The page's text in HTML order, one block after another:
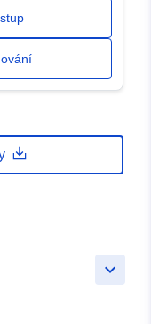
keyboard_arrow_down